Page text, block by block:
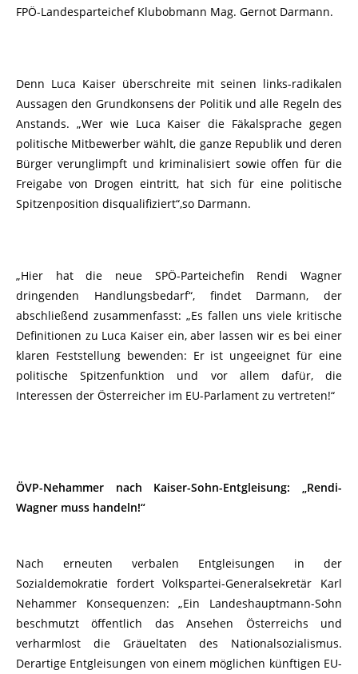
FPÖ-Landesparteichef Klubobmann Mag. Gernot Darmann.
Denn Luca Kaiser überschreite mit seinen links-radikalen
Aussagen den Grundkonsens der Politik und alle Regeln des
Anstands. „Wer wie Luca Kaiser die Fäkalsprache gegen
politische Mitbewerber wählt, die ganze Republik und deren
Bürger verunglimpft und kriminalisiert sowie offen für die
Freigabe von Drogen eintritt, hat sich für eine politische
Spitzenposition disqualifiziert“,so Darmann.
„Hier hat die neue SPÖ-Parteichefin Rendi Wagner
dringenden Handlungsbedarf“, findet Darmann, der
abschließend zusammenfasst: „Es fallen uns viele kritische
Definitionen zu Luca Kaiser ein, aber lassen wir es bei einer
klaren Feststellung bewenden: Er ist ungeeignet für eine
politische Spitzenfunktion und vor allem dafür, die
Interessen der Österreicher im EU-Parlament zu vertreten!“
ÖVP-Nehammer nach Kaiser-Sohn-Entgleisung: „Rendi-
Wagner muss handeln!“
Nach erneuten verbalen Entgleisungen in der
Sozialdemokratie fordert Volkspartei-Generalsekretär Karl
Nehammer Konsequenzen: „Ein Landeshauptmann-Sohn
beschmutzt öffentlich das Ansehen Österreichs und
verharmlost die Gräueltaten des Nationalsozialismus.
Derartige Entgleisungen von einem möglichen künftigen EU-